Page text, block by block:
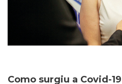
Como surgiu a Covid-